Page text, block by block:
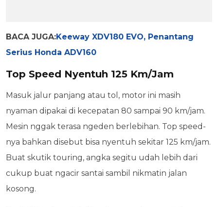
BACA JUGA:Keeway XDV180 EVO, Penantang
Serius Honda ADV160
Top Speed Nyentuh 125 Km/Jam
Masuk jalur panjang atau tol, motor ini masih
nyaman dipakai di kecepatan 80 sampai 90 km/jam.
Mesin nggak terasa ngeden berlebihan. Top speed-
nya bahkan disebut bisa nyentuh sekitar 125 km/jam.
Buat skutik touring, angka segitu udah lebih dari
cukup buat ngacir santai sambil nikmatin jalan
kosong.